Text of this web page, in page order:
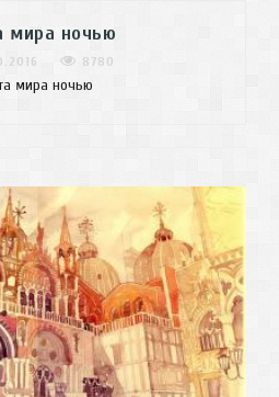
мира ночью
8780
мира ночью